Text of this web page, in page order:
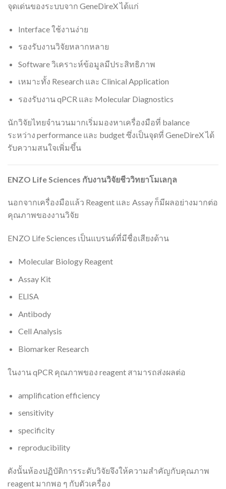
จุดเด่นของระบบจาก GeneDireX ได้แก่
Interface ใช้งานง่าย
รองรับงานวิจัยหลากหลาย
Software วิเคราะห์ข้อมูลมีประสิทธิภาพ
เหมาะทั้ง Research และ Clinical Application
รองรับงาน qPCR และ Molecular Diagnostics
นักวิจัยไทยจำนวนมากเริ่มมองหาเครื่องมือที่ balance
ระหว่าง performance และ budget ซึ่งเป็นจุดที่ GeneDireX ได้
รับความสนใจเพิ่มขึ้น
ENZO Life Sciences กับงานวิจัยชีววิทยาโมเลกุล
นอกจากเครื่องมือแล้ว Reagent และ Assay ก็มีผลอย่างมากต่อ
คุณภาพของงานวิจัย
ENZO Life Sciences เป็นแบรนด์ที่มีชื่อเสียงด้าน
Molecular Biology Reagent
Assay Kit
ELISA
Antibody
Cell Analysis
Biomarker Research
ในงาน qPCR คุณภาพของ reagent สามารถส่งผลต่อ
amplification efficiency
sensitivity
specificity
reproducibility
ดังนั้นห้องปฏิบัติการระดับวิจัยจึงให้ความสำคัญกับคุณภาพ
reagent มากพอ ๆ กับตัวเครื่อง